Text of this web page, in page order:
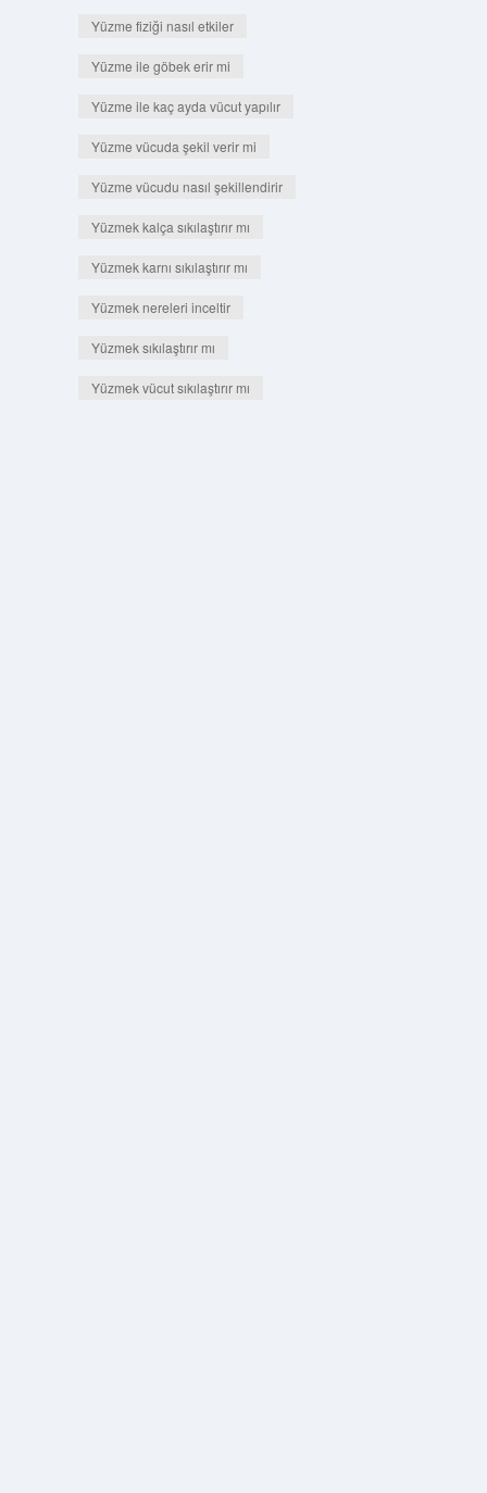
Yüzme fiziği nasıl etkiler
Yüzme ile göbek erir mi
Yüzme ile kaç ayda vücut yapılır
Yüzme vücuda şekil verir mi
Yüzme vücudu nasıl şekillendirir
Yüzmek kalça sıkılaştırır mı
Yüzmek karnı sıkılaştırır mı
Yüzmek nereleri inceltir
Yüzmek sıkılaştırır mı
Yüzmek vücut sıkılaştırır mı